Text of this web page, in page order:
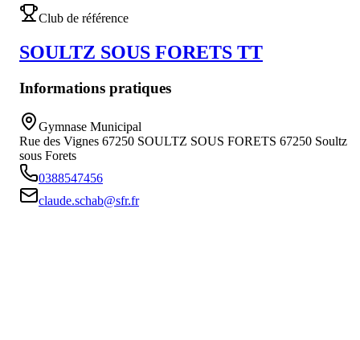
Club de référence
SOULTZ SOUS FORETS TT
Informations pratiques
Gymnase Municipal
Rue des Vignes 67250 SOULTZ SOUS FORETS 67250 Soultz
sous Forets
0388547456
claude.schab@sfr.fr